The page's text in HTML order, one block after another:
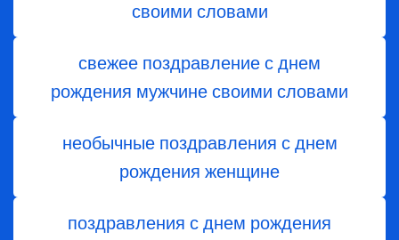
своими словами
свежее поздравление с днем
рождения мужчине своими словами
необычные поздравления с днем
рождения женщине
поздравления с днем рождения